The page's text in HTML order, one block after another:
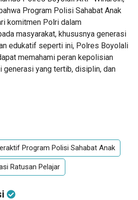
Program Polisi Sahabat Anak
komitmen Polri dalam
masyarakat, khususnya generasi
edukatif seperti ini, Polres Boyolali
memahami peran kepolisian
generasi yang tertib, disiplin, dan
Program Polisi Sahabat Anak
Ratusan Pelajar